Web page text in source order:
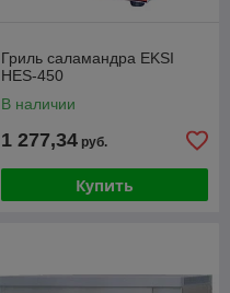
Гриль саламандра EKSI
HES-450
В наличии
1 277,34 руб.
Купить